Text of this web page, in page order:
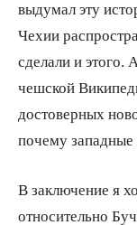
выдумал эту
Чехии
сделали и этого.
чешской
достоверных
почему
В заключение я
относительно